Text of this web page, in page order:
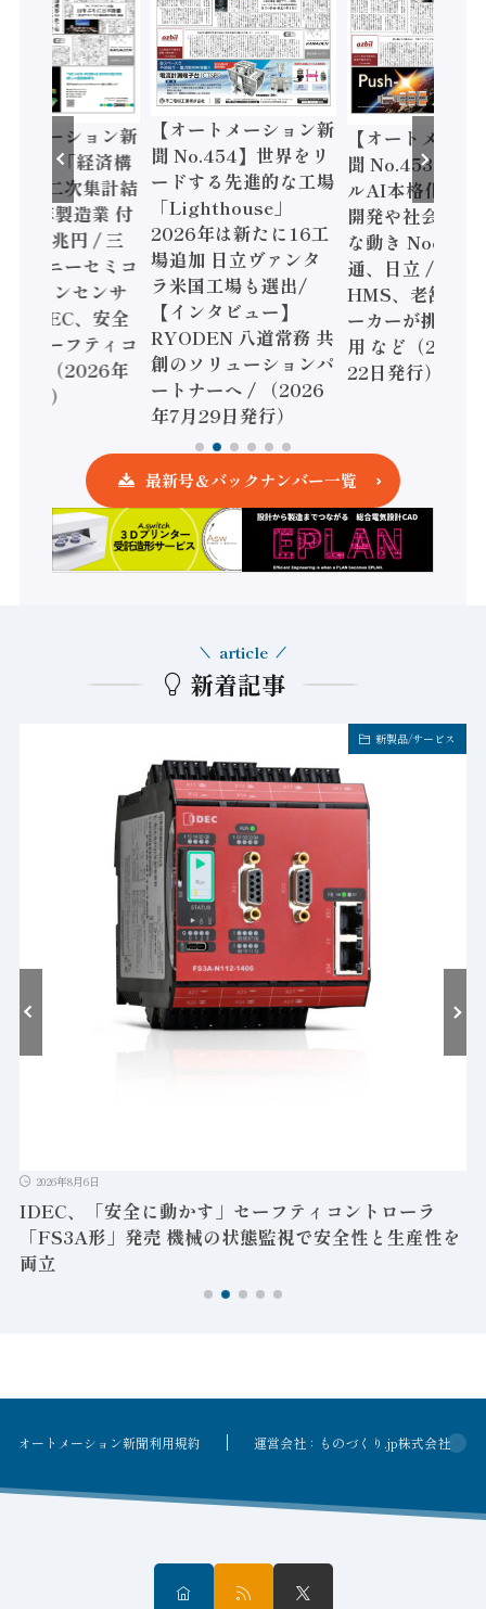
トメーション新
】「経済構
調査二次集計結
年製造業 付
額86兆円 / 三
とソニーセミコ
ジョンセンサ
/ IDEC、安全
すセーフティコ
ーラ（2026年
発行）
【オートメーション新
聞 No.454】世界をリ
ードする先進的な工場
「Lighthouse」
2026年は新たに16工
場追加 日立ヴァンタ
ラ米国工場も選出/
【インタビュー】
RYODEN 八道常務 共
創のソリューションパ
ートナーへ / （2026
年7月29日発行）
【オートメーシ
聞 No.453】フ
ルAI本格化へ
開発や社会実装
な動き Noetra
通、日立 / 兵神
HMS、老舗ポ
ーカーが挑むデ
用 など（2026
22日発行）
最新号＆バックナンバー一覧
新着記事
article
新製品/サービス
2026年8月6日
IDEC、「安全に動かす」セーフティコントローラ
「FS3A形」発売 機械の状態監視で安全性と生産性を
両立
オートメーション新聞利用規約 運営会社：ものづくり.jp株式会社